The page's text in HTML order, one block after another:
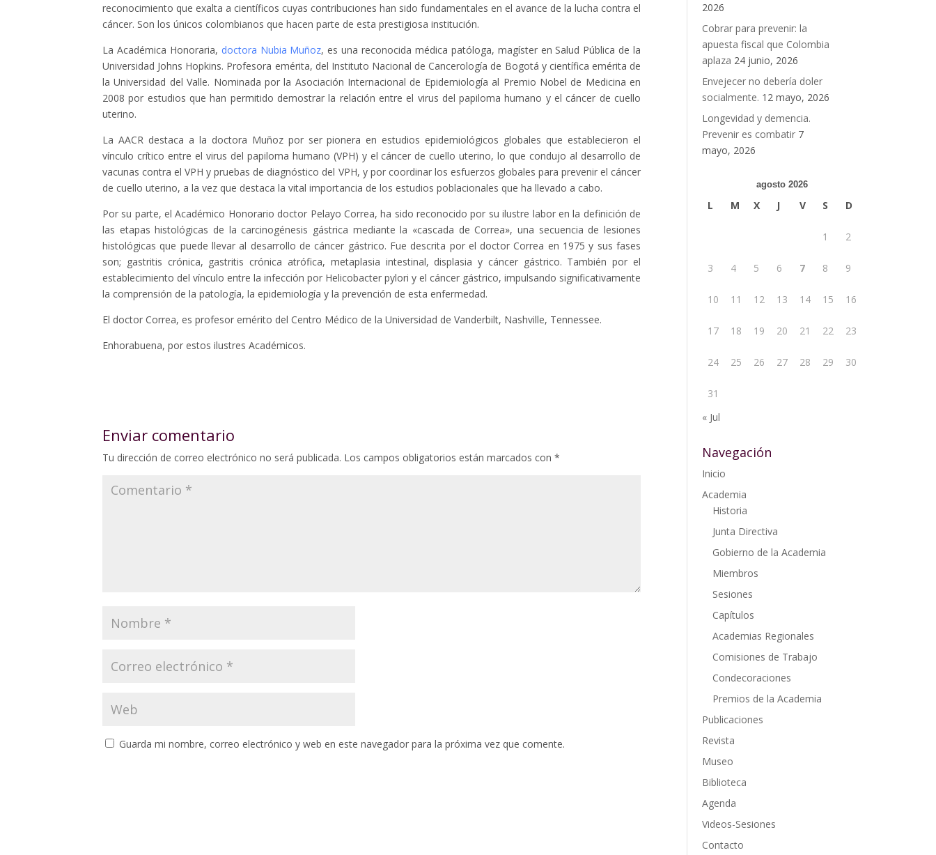
reconocimiento que exalta a científicos cuyas contribuciones han sido fundamentales en el avance de la lucha contra el
cáncer. Son los únicos colombianos que hacen parte de esta prestigiosa institución.
La Académica Honoraria, doctora Nubia Muñoz, es una reconocida médica patóloga, magíster en Salud Pública de la
Universidad Johns Hopkins. Profesora emérita, del Instituto Nacional de Cancerología de Bogotá y científica emérita de
la Universidad del Valle. Nominada por la Asociación Internacional de Epidemiología al Premio Nobel de Medicina en
2008 por estudios que han permitido demostrar la relación entre el virus del papiloma humano y el cáncer de cuello
uterino.
La AACR destaca a la doctora Muñoz por ser pionera en estudios epidemiológicos globales que establecieron el
vínculo crítico entre el virus del papiloma humano (VPH) y el cáncer de cuello uterino, lo que condujo al desarrollo de
vacunas contra el VPH y pruebas de diagnóstico del VPH, y por coordinar los esfuerzos globales para prevenir el cáncer
de cuello uterino, a la vez que destaca la vital importancia de los estudios poblacionales que ha llevado a cabo.
Por su parte, el Académico Honorario doctor Pelayo Correa, ha sido reconocido por su ilustre labor en la definición de
las etapas histológicas de la carcinogénesis gástrica mediante la «cascada de Correa», una secuencia de lesiones
histológicas que puede llevar al desarrollo de cáncer gástrico. Fue descrita por el doctor Correa en 1975 y sus fases
son; gastritis crónica, gastritis crónica atrófica, metaplasia intestinal, displasia y cáncer gástrico. También por el
establecimiento del vínculo entre la infección por Helicobacter pylori y el cáncer gástrico, impulsando significativamente
la comprensión de la patología, la epidemiología y la prevención de esta enfermedad.
El doctor Correa, es profesor emérito del Centro Médico de la Universidad de Vanderbilt, Nashville, Tennessee.
Enhorabuena, por estos ilustres Académicos.
Enviar comentario
Tu dirección de correo electrónico no será publicada. Los campos obligatorios están marcados con *
Guarda mi nombre, correo electrónico y web en este navegador para la próxima vez que comente.
2026
Cobrar para prevenir: la
apuesta fiscal que Colombia
aplaza 24 junio, 2026
Envejecer no debería doler
socialmente. 12 mayo, 2026
Longevidad y demencia.
Prevenir es combatir 7
mayo, 2026
agosto 2026
L M X J V S D
1 2
3 4 5 6 7 8 9
10 11 12 13 14 15 16
17 18 19 20 21 22 23
24 25 26 27 28 29 30
31
« Jul
Navegación
Inicio
Academia
Historia
Junta Directiva
Gobierno de la Academia
Miembros
Sesiones
Capítulos
Academias Regionales
Comisiones de Trabajo
Condecoraciones
Premios de la Academia
Publicaciones
Revista
Museo
Biblioteca
Agenda
Videos-Sesiones
Contacto